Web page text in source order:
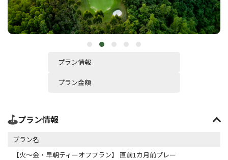
プラン情報
プラン金額
プラン情報
プラン名
【火～金・早朝ティーオフプラン】 直前1カ月前プレー